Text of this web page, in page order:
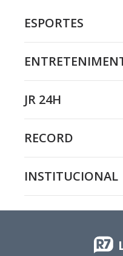
ESPORTES
JR 24H
RECORD
INSTITUCIONAL